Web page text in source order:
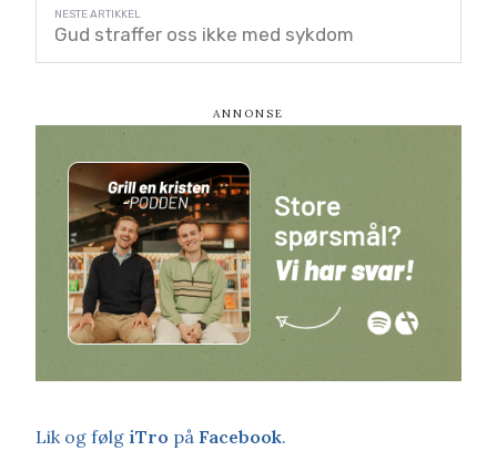
Gud straffer oss ikke med sykdom
Lik og følg iTro på Facebook.